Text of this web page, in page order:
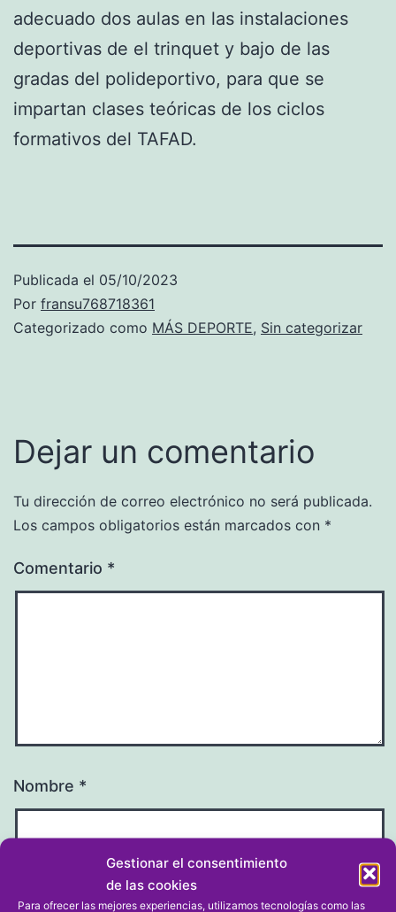
Gestionar el consentimiento
de las cookies
Para ofrecer las mejores experiencias, utilizamos tecnologías como las
adecuado dos aulas en las instalaciones
deportivas de el trinquet y bajo de las
gradas del polideportivo, para que se
impartan clases teóricas de los ciclos
formativos del TAFAD.
Publicada el 05/10/2023
Por fransu768718361
Categorizado como MÁS DEPORTE, Sin categorizar
Dejar un comentario
Tu dirección de correo electrónico no será publicada.
Los campos obligatorios están marcados con *
Comentario *
Nombre *
Correo electrónico *